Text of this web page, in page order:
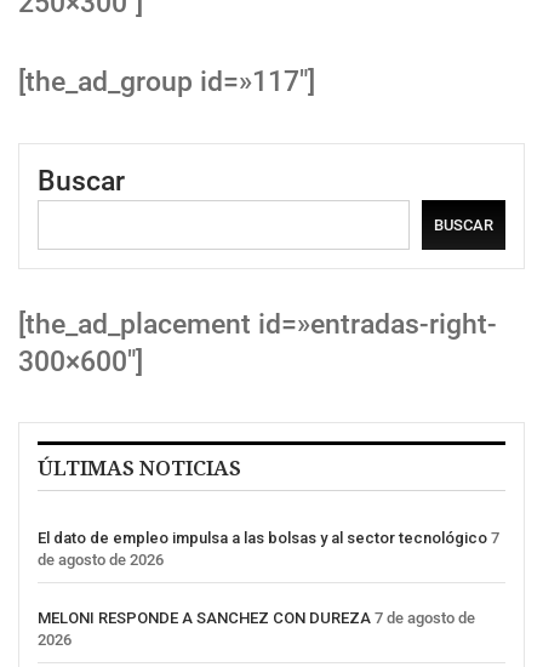
[the_ad_group id=»117″]
Buscar
BUSCAR
[the_ad_placement id=»entradas-right-
300×600″]
ÚLTIMAS NOTICIAS
El dato de empleo impulsa a las bolsas y al sector tecnológico 7
de agosto de 2026
MELONI RESPONDE A SANCHEZ CON DUREZA 7 de agosto de
2026